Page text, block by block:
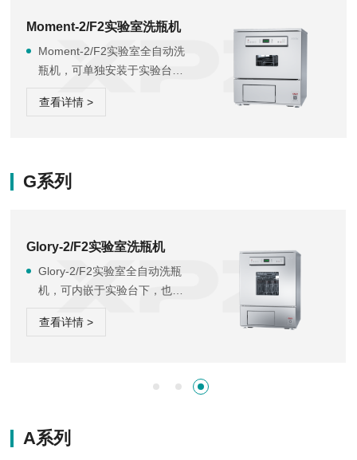
Moment-2/F2实验室洗瓶机
Moment-2/F2实验室全自动洗
瓶机，可单独安装于实验台
水源，正常清洗流程为先用自
洁效果，当您对清洗器皿有烘
查看详情 >
G系列
Glory-2/F2实验室洗瓶机
Glory-2/F2实验室全自动洗瓶
机，可内嵌于实验台下，也可
水两种水源，正常清洗流程为
进行漂洗，它将带给您方便快
F2。
查看详情 >
A系列